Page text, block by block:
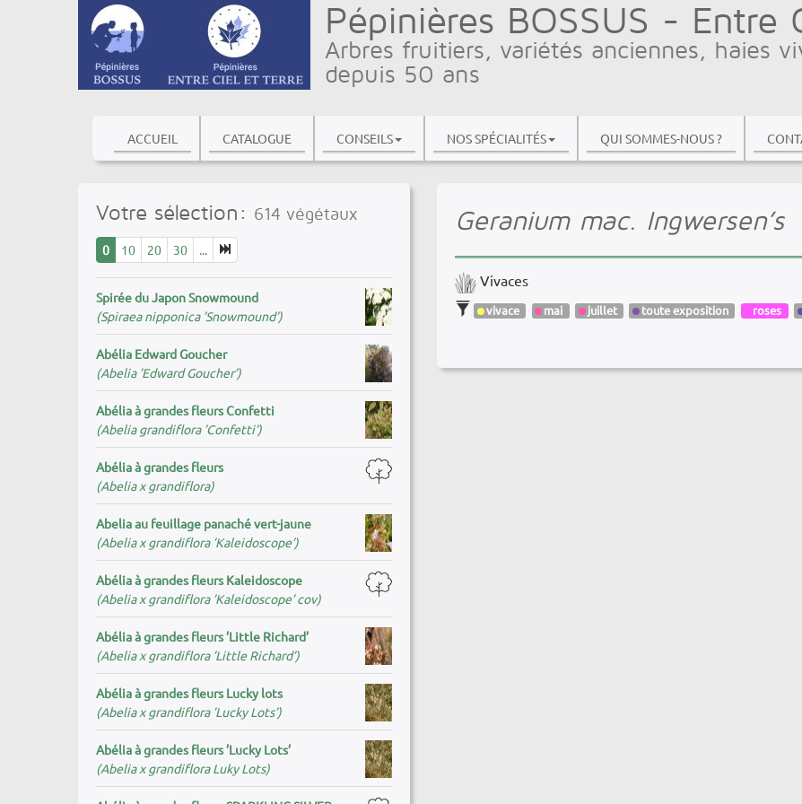
Pépinières BOSSUS - Entre
Arbres fruitiers, variétés anciennes, haies
depuis 50 ans
ACCUEIL CATALOGUE CONSEILS NOS SPÉCIALITÉS QUI SOMMES-NOUS ?
Votre sélection: 614 végétaux
0 10 20 30
Spirée du Japon Snowmound
(Spiraea nipponica ’Snowmound’)
Abélia Edward Goucher
(Abelia ’Edward Goucher’)
Abélia à grandes fleurs Confetti
(Abelia grandiflora ’Confetti’)
Abélia à grandes fleurs
(Abelia x grandiflora)
Abelia au feuillage panaché vert-jaune
(Abelia x grandiflora ’Kaleidoscope’)
Abélia à grandes fleurs Kaleidoscope
(Abelia x grandiflora ’Kaleidoscope’ cov)
Abélia à grandes fleurs ’Little Richard’
(Abelia x grandiflora ’Little Richard’)
Abélia à grandes fleurs Lucky lots
(Abelia x grandiflora ’Lucky Lots’)
Abélia à grandes fleurs ’Lucky Lots’
(Abelia x grandiflora Luky Lots)
Geranium mac. Ingwersen’s
Vivaces
vivace mai juillet toute exposition roses